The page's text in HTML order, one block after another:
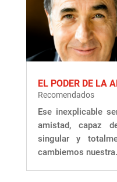
EL PODER DE LA
Recomendados
Ese inexplicable
amistad, capaz
singular y
cambiemos